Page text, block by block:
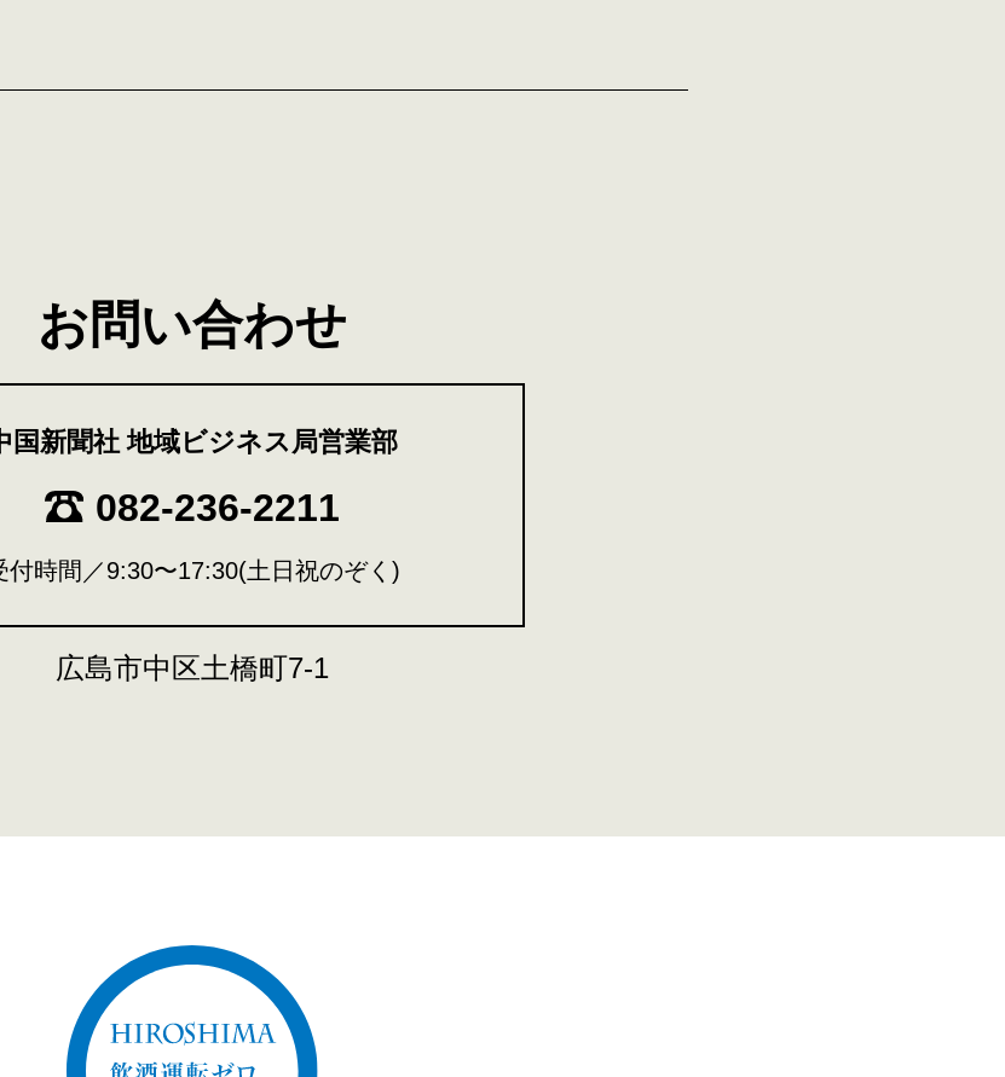
お問い合わせ
国新聞社 地域ビジネス局営業部
082-236-2211
付時間／9:30〜17:30(土日祝のぞく)
広島市中区土橋町7-1